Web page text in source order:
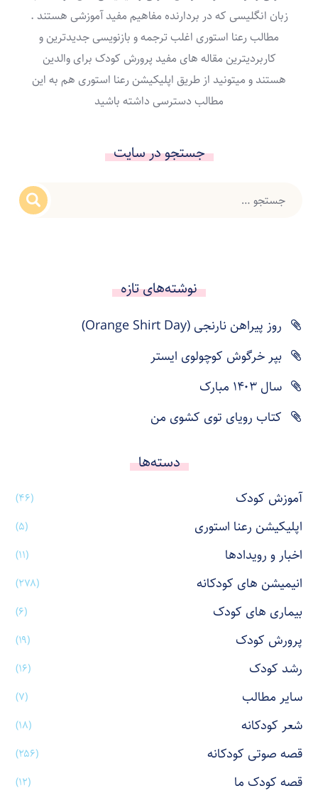
زبان انگلیسی که در بردارنده مفاهیم مفید آموزشی هستند .
مطالب رعنا استوری اغلب ترجمه و بازنویسی جدیدترین و
کاربردیترین مقاله های مفید پرورش کودک برای والدین
هستند و میتونید از طریق اپلیکیشن رعنا استوری هم به این
مطالب دسترسی داشته باشید
جستجو در سایت
نوشته‌های تازه
روز پیراهن نارنجی (Orange Shirt Day)
بپر خرگوش کوچولوی ایستر
سال ۱۴۰۳ مبارک
کتاب رویای توی کشوی من
دسته‌ها
آموزش کودک (۴۶)
اپلیکیشن رعنا استوری (۵)
اخبار و رویدادها (۱۱)
انیمیشن های کودکانه (۲۷۸)
بیماری های کودک (۶)
پرورش کودک (۱۹)
رشد کودک (۱۶)
سایر مطالب (۷)
شعر کودکانه (۱۸)
قصه صوتی کودکانه (۲۵۶)
قصه کودک ما (۱۲)